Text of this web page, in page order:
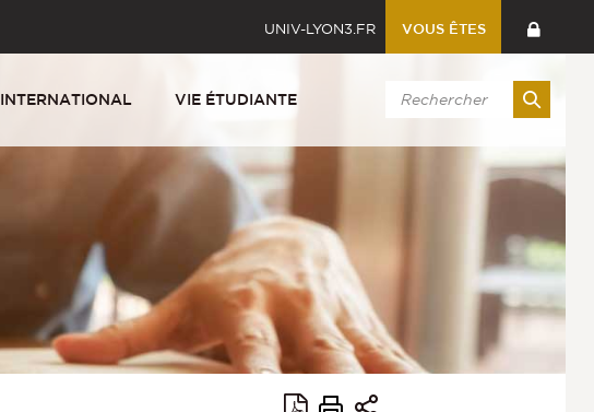
UNIV-LYON3.FR VOUS ÊTES
INTERNATIONAL VIE ÉTUDIANTE